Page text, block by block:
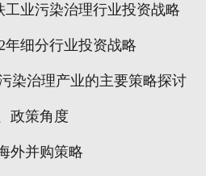
工业污染治理行业投资战略
年细分行业投资战略
染治理产业的主要策略探讨
政策角度
外并购策略